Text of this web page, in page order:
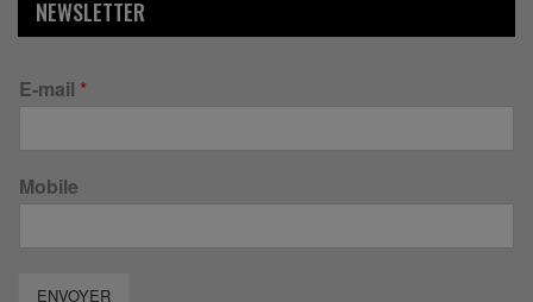
NEWSLETTER
E-mail *
Mobile
ENVOYER